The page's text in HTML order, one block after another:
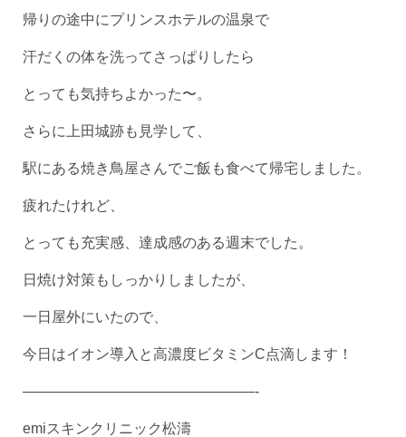
帰りの途中にプリンスホテルの温泉で
汗だくの体を洗ってさっぱりしたら
とっても気持ちよかった〜。
さらに上田城跡も見学して、
駅にある焼き鳥屋さんでご飯も食べて帰宅しました。
疲れたけれど、
とっても充実感、達成感のある週末でした。
日焼け対策もしっかりしましたが、
一日屋外にいたので、
今日はイオン導入と高濃度ビタミンC点滴します！
————————————————-
emiスキンクリニック松濤